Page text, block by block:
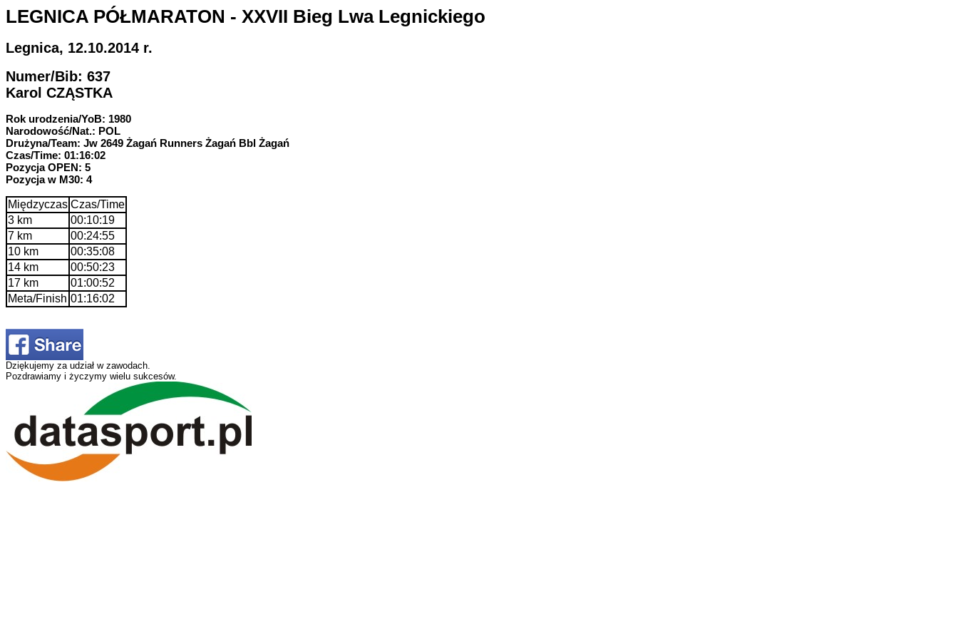
LEGNICA PÓŁMARATON - XXVII Bieg Lwa Legnickiego
Legnica, 12.10.2014 r.
Numer/Bib: 637
Karol CZĄSTKA
Rok urodzenia/YoB: 1980
Narodowość/Nat.: POL
Drużyna/Team: Jw 2649 Żagań Runners Żagań Bbl Żagań
Czas/Time: 01:16:02
Pozycja OPEN: 5
Pozycja w M30: 4
Międzyczas Czas/Time
3 km
00:10:19
7 km
00:24:55
10 km
00:35:08
14 km
00:50:23
17 km
01:00:52
Meta/Finish 01:16:02
Dziękujemy za udział w zawodach.
Pozdrawiamy i życzymy wielu sukcesów.